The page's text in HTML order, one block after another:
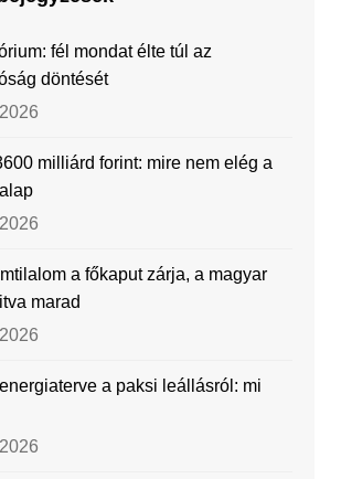
fél mondat élte túl az
döntését
milliárd forint: mire nem elég a
a főkaput zárja, a magyar
marad
a paksi leállásról: mi